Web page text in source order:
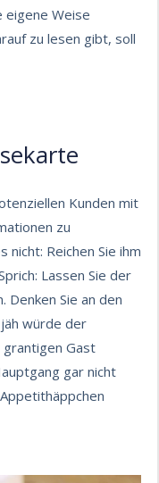
eigene Weise
zu lesen gibt, soll
Kunden mit
zu
nicht: Reichen Sie ihm
Lassen Sie der
Denken Sie an den
würde der
grantigen Gast
gar nicht